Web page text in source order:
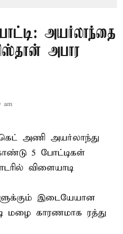
அயர்லாந்தை
அபார
am
அணி அயர்லாந்து
5 போட்டிகள்
விளையாடி
இடையேயான
மழை காரணமாக ரத்து